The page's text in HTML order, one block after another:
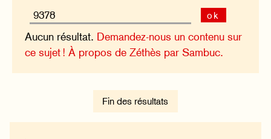
ok
Aucun résultat. Demandez-nous un contenu sur
ce sujet ! À propos de Zéthès par Sambuc.
Fin des résultats